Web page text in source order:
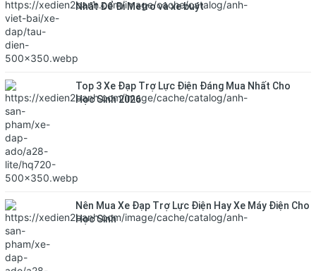
Nhất Để Đi Metro và xe buýt
Top 3 Xe Đạp Trợ Lực Điện Đáng Mua Nhất Cho
Học Sinh 2026
Nên Mua Xe Đạp Trợ Lực Điện Hay Xe Máy Điện Cho
Học Sinh